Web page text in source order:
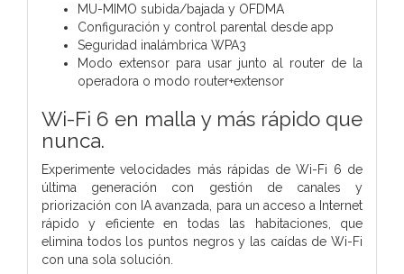
MU-MIMO subida/bajada y OFDMA
Configuración y control parental desde app
Seguridad inalámbrica WPA3
Modo extensor para usar junto al router de la
operadora o modo router+extensor
Wi-Fi 6 en malla y más rápido que
nunca.
Experimente velocidades más rápidas de Wi-Fi 6 de
última generación con gestión de canales y
priorización con IA avanzada, para un acceso a Internet
rápido y eficiente en todas las habitaciones, que
elimina todos los puntos negros y las caídas de Wi-Fi
con una sola solución.